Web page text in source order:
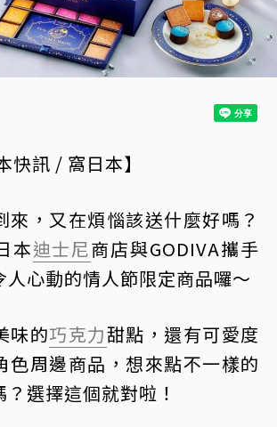
快訊 / 窩日本】
來，又在煩惱該送什麼好嗎？
本迪士尼商店與GODIVA攜手
人心動的情人節限定商品囉～
味的巧克力甜點，還有可愛度
色周邊商品，想來點不一樣的
選擇這個就對啦！